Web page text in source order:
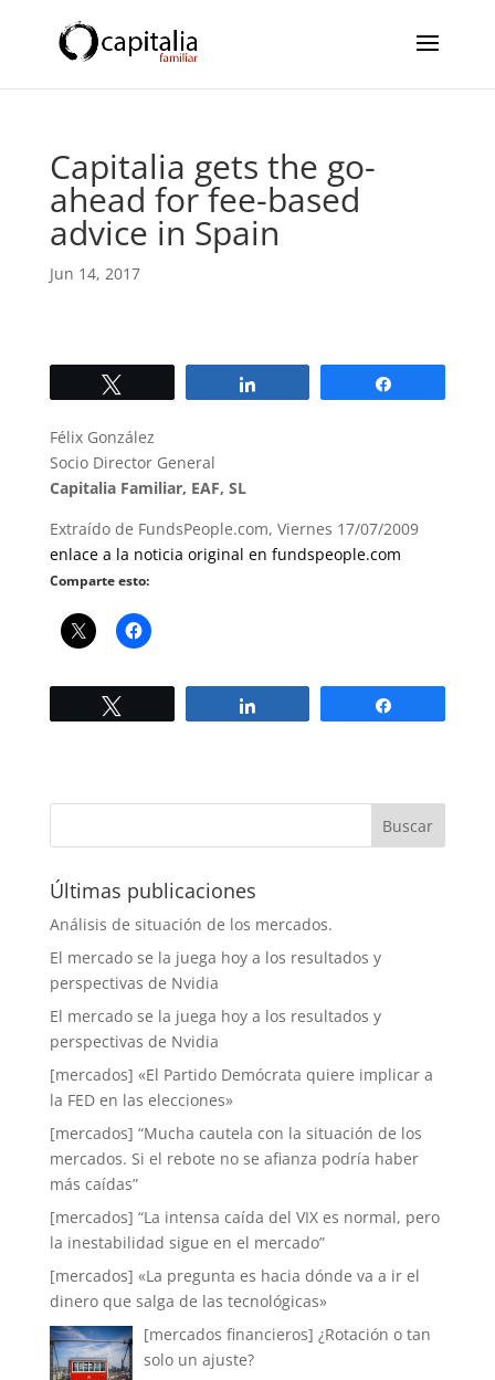
Capitalia gets the go-
ahead for fee-based
advice in Spain
Jun 14, 2017
Félix González
Socio Director General
Capitalia Familiar, EAF, SL
Extraído de FundsPeople.com, Viernes 17/07/2009
enlace a la noticia original en fundspeople.com
Comparte esto:
Últimas publicaciones
Análisis de situación de los mercados.
El mercado se la juega hoy a los resultados y
perspectivas de Nvidia
El mercado se la juega hoy a los resultados y
perspectivas de Nvidia
[mercados] «El Partido Demócrata quiere implicar a
la FED en las elecciones»
[mercados] “Mucha cautela con la situación de los
mercados. Si el rebote no se afianza podría haber
más caídas”
[mercados] “La intensa caída del VIX es normal, pero
la inestabilidad sigue en el mercado”
[mercados] «La pregunta es hacia dónde va a ir el
dinero que salga de las tecnológicas»
[mercados financieros] ¿Rotación o tan
solo un ajuste?